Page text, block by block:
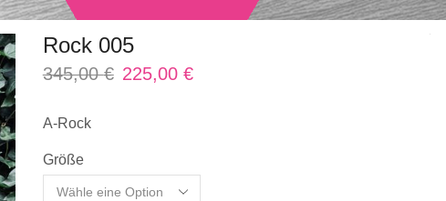
Rock 005
345,00€ 225,00 €
A-Rock
Größe